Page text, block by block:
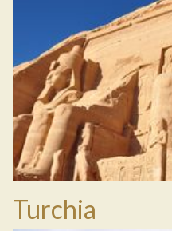
Turchia